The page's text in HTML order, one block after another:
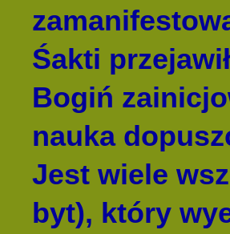
Śakti
Bogiń
nauka
Jest wiele
byt), który